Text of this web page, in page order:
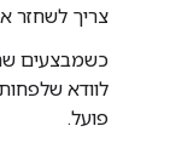
צריך לשחזר
כשמבצעים
פועל.